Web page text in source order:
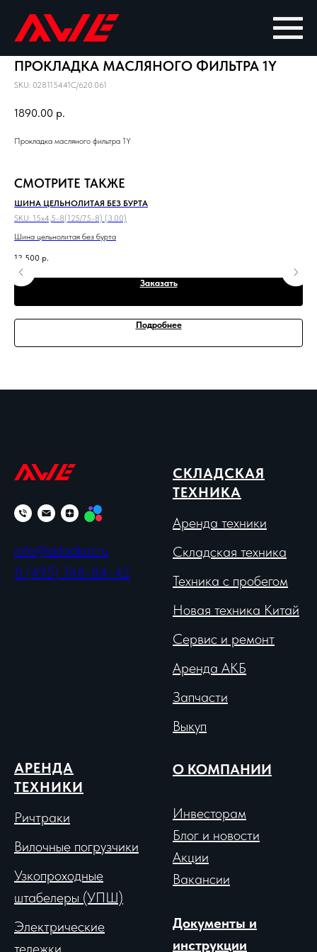
ПРОКЛАДКА МАСЛЯНОГО ФИЛЬТРА 1Y
SKU: 028115441C/620.061
1890.00 р.
Прокладка масляного фильтра 1Y
СМОТРИТЕ ТАКЖЕ
ШИНА ЦЕЛЬНОЛИТАЯ БЕЗ БУРТА
SKU: 15x4,5-8(125/75-8) (3.00)
Шина цельнолитая без бурта
13 500 р.
Заказать
Подробнее
info@skladkar.ru
8 (495) 748-84-42
СКЛАДСКАЯ
ТЕХНИКА
Аренда техники
Складская техника
Техника с пробегом
Новая техника Китай
Сервис и ремонт
Аренда АКБ
Запчасти
Выкуп
АРЕНДА
ТЕХНИКИ
Ричтраки
Вилочные погрузчики
Узкопроходные
штабелеры (УПШ)
Электрические
О КОМПАНИИ
Инвесторам
Блог и новости
Акции
Вакансии
Документы и
инструкции